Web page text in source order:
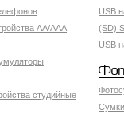
AA/AAA
студийные
USB
(SD)
USB